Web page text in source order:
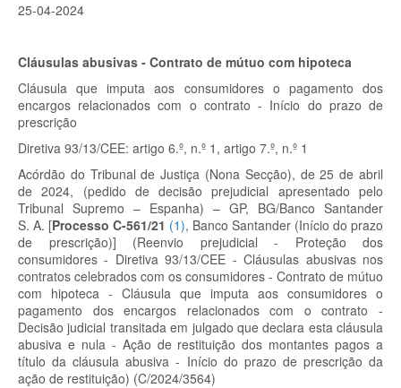
25-04-2024
Cláusulas abusivas - Contrato de mútuo com hipoteca
Cláusula que imputa aos consumidores o pagamento dos
encargos relacionados com o contrato - Início do prazo de
prescrição
Diretiva 93/13/CEE: artigo 6.º, n.º 1, artigo 7.º, n.º 1
Acórdão do Tribunal de Justiça (Nona Secção), de 25 de abril
de 2024, (pedido de decisão prejudicial apresentado pelo
Tribunal Supremo – Espanha) – GP, BG/Banco Santander
S. A. [Processo C-561/21 (1), Banco Santander (Início do prazo
de prescrição)] (Reenvio prejudicial - Proteção dos
consumidores - Diretiva 93/13/CEE - Cláusulas abusivas nos
contratos celebrados com os consumidores - Contrato de mútuo
com hipoteca - Cláusula que imputa aos consumidores o
pagamento dos encargos relacionados com o contrato -
Decisão judicial transitada em julgado que declara esta cláusula
abusiva e nula - Ação de restituição dos montantes pagos a
título da cláusula abusiva - Início do prazo de prescrição da
ação de restituição) (C/2024/3564)